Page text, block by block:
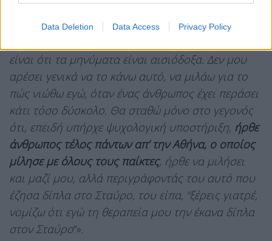
Data Deletion Data Access Privacy Policy
μπήκε όλη αυτή η κατάσταση στον σωστό δρόμο.
Δεν μπορώ να πω πολλά πράγματα για το ιατρικό
είναι ότι τα μηνύματα είναι αισιόδοξα. Δεν μου
αρέσει γενικά να το κάνω αυτό, να μιλάω για το
πώς νιώθω εγώ, όταν ένας άνθρωπος έχει περάσει
κάτι τόσο δύσκολο. Θα σταθώ μόνο στο γεγονός
ότι, επειδή υπήρχε ψυχολογική υποστήριξη, ήρθε
άνθρωπος τέλος πάντων απ’ την Αθήνα, ο οποίος
μίλησε με όλους τους παίκτες, ήρθε να μιλήσει
και μαζί μου, αλλά περιγράφοντάς του αυτό που
έζησα δίπλα στο Σταύρο, του είπα, “ξέρεις γιατρέ,
νομίζω ότι εγώ τη θεραπεία μου την έκανα δίπλα
στον Σταύρο“».